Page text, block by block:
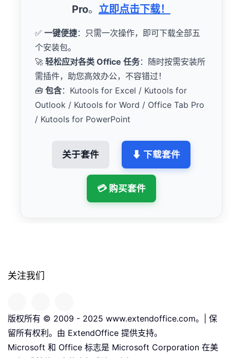
Pro。 立即点击下载！
✅ 一键便捷：只需一次操作，即可下载全部五
个安装包。
🚀 轻松应对各类 Office 任务：随时按需安装所
需插件，助您高效办公，不容错过！
🧰 包含：Kutools for Excel / Kutools for
Outlook / Kutools for Word / Office Tab Pro
/ Kutools for PowerPoint
关于套件 ⬇ 下载套件
💳 购买套件
关注我们
版权所有 © 2009 - 2025 www.extendoffice.com。| 保
留所有权利。由 ExtendOffice 提供支持。
Microsoft 和 Office 标志是 Microsoft Corporation 在美